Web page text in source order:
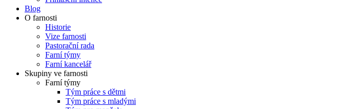
Blog
O farnosti
Historie
Vize farnosti
Pastorační rada
Farní týmy
Farní kancelář
Skupiny ve farnosti
Farní týmy
Tým práce s dětmi
Tým práce s mladými